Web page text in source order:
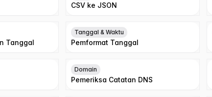
CSV ke JSON
Tanggal
Tanggal & Waktu
Pemformat Tanggal
Domain
Pemeriksa Catatan DNS